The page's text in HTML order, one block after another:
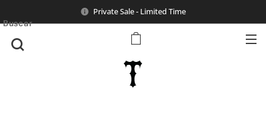
Private Sale - Limited Time
Buscar